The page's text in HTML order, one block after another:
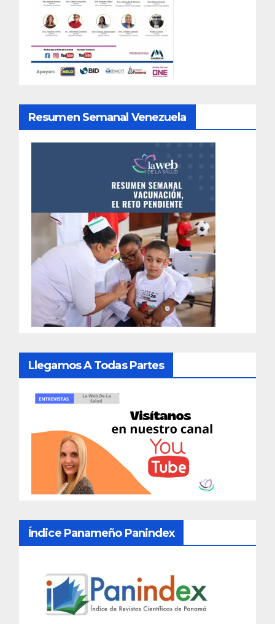
Resumen Semanal Venezuela
Llegamos A Todas Partes
Índice Panameño Panindex